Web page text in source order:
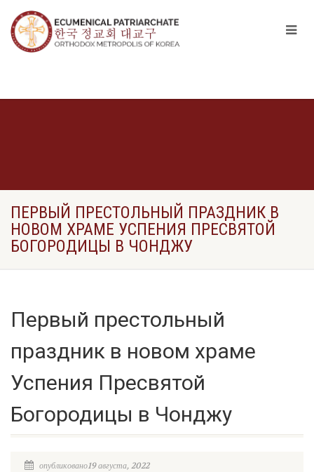
ПЕРВЫЙ ПРЕСТОЛЬНЫЙ ПРАЗДНИК В
НОВОМ ХРАМЕ УСПЕНИЯ ПРЕСВЯТОЙ
БОГОРОДИЦЫ В ЧОНДЖУ
Первый престольный
праздник в новом храме
Успения Пресвятой
Богородицы в Чонджу
опубликовано19 августа, 2022